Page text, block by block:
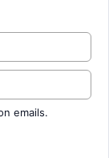
emails.